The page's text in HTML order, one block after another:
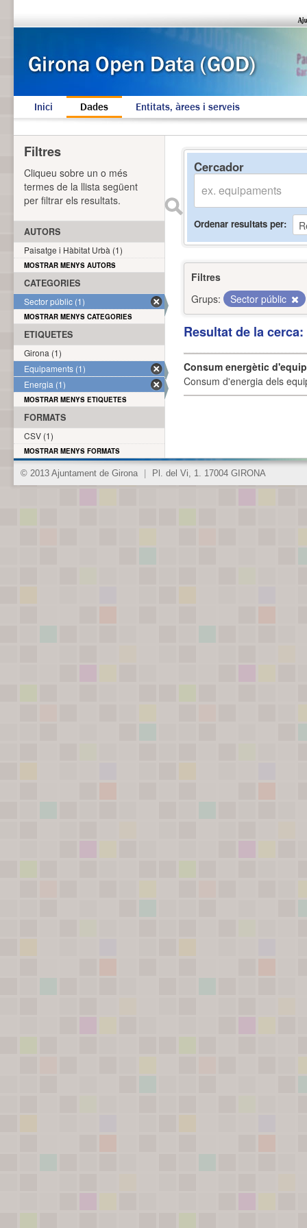
Inici Dades Entitats, àrees i serveis
Cercador
Ordenar resultats per
Filtres
Grups:
Sector públic
Resultat de la
Consum energètic
Consum d'energia dels
Filtres
Cliqueu sobre un o més
termes de la llista següent
per filtrar els resultats.
AUTORS
Paisatge i Hàbitat Urbà (1)
MOSTRAR MENYS AUTORS
CATEGORIES
Sector públic (1)
MOSTRAR MENYS CATEGORIES
ETIQUETES
Girona (1)
Equipaments (1)
Energia (1)
MOSTRAR MENYS ETIQUETES
FORMATS
CSV (1)
MOSTRAR MENYS FORMATS
© 2013 Ajuntament de Girona Pl. del Vi, 1. 17004 GIRONA